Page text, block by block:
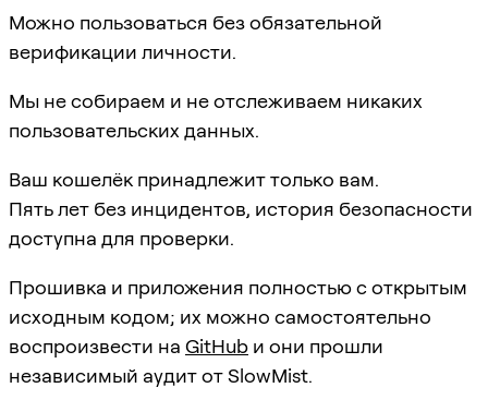
Можно пользоваться без обязательной
верификации личности.
Мы не собираем и не отслеживаем никаких
пользовательских данных.
Ваш кошелёк принадлежит только вам.
Пять лет без инцидентов, история безопасности
доступна для проверки.
Прошивка и приложения полностью с открытым
исходным кодом; их можно самостоятельно
воспроизвести на GitHub и они прошли
независимый аудит от SlowMist.